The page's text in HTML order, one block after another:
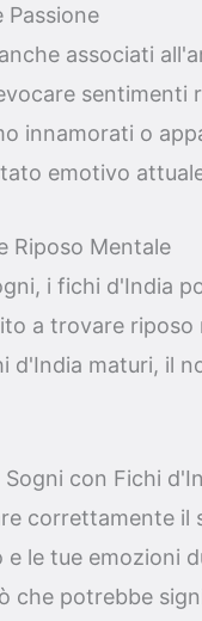
Passione
associati
innamorati o
emotivo
Riposo Mentale
i fichi d'India
a trovare riposo
d'India maturi, il
con Fichi
correttamente il
le tue emozioni
che potrebbe